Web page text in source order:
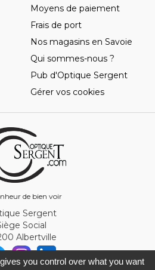
de bien voir
Moyens de paiement
Frais de port
Nos magasins en Savoie
Qui sommes-nous ?
Pub d'Optique Sergent
Gérer vos cookies
Sergent
Social
Albertville
you control over what you want